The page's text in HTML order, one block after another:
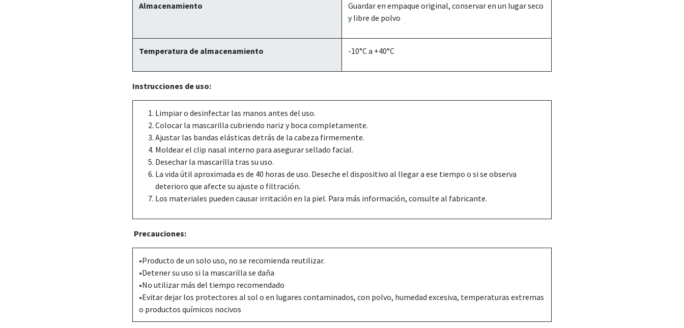
Almacenamiento
Guardar en empaque original, conservar en un lugar seco
y libre de polvo
Temperatura de almacenamiento -10°C a +40°C
Instrucciones de uso:
Limpiar o desinfectar las manos antes del uso.
Colocar la mascarilla cubriendo nariz y boca completamente.
Ajustar las bandas elásticas detrás de la cabeza firmemente.
Moldear el clip nasal interno para asegurar sellado facial.
Desechar la mascarilla tras su uso.
La vida útil aproximada es de 40 horas de uso. Deseche el dispositivo al llegar a ese tiempo o si se observa
deterioro que afecte su ajuste o filtración.
Los materiales pueden causar irritación en la piel. Para más información, consulte al fabricante.
Precauciones:
•Producto de un solo uso, no se recomienda reutilizar.
•Detener su uso si la mascarilla se daña
•No utilizar más del tiempo recomendado
•Evitar dejar los protectores al sol o en lugares contaminados, con polvo, humedad excesiva, temperaturas extremas
o productos químicos nocivos